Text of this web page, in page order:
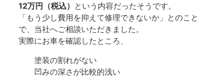
12万円（税込） という内容だったそうです。
「もう少し費用を抑えて修理できないか」とのこと
で、当社へご相談いただきました。
実際にお車を確認したところ、
塗装の割れがない
凹みの深さが比較的浅い